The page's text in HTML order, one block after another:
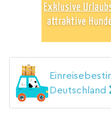
Deutschland